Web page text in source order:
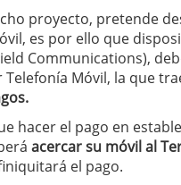
proyecto, pretende
es por ello que
Communications),
Móvil, la que
hacer el pago en
acercar su móvil al
el pago.